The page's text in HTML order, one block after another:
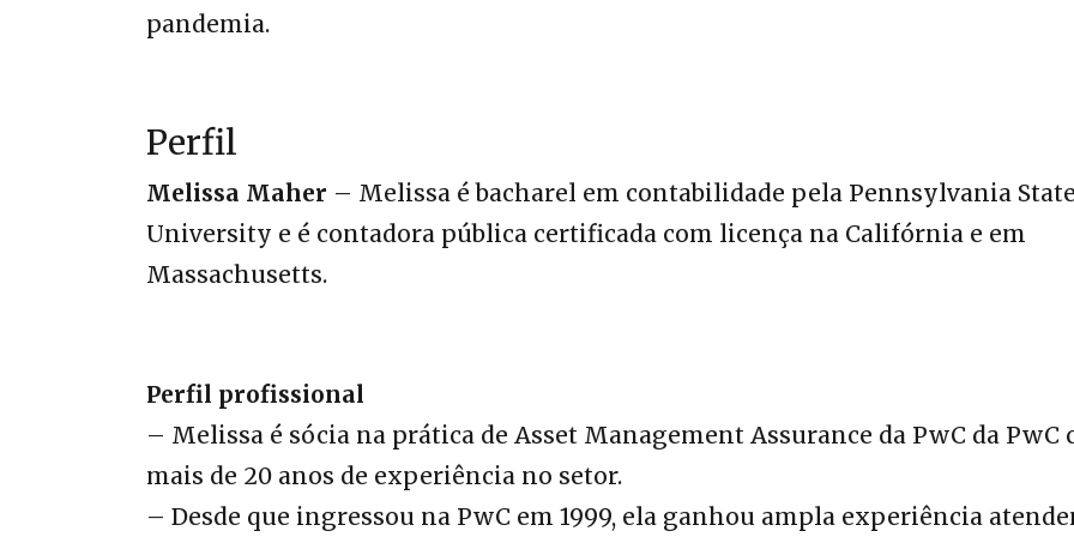
pandemia.
Perfil
Melissa Maher – Melissa é bacharel em contabilidade pela Pennsylvania State
University e é contadora pública certificada com licença na Califórnia e em
Massachusetts.
Perfil profissional
– Melissa é sócia na prática de Asset Management Assurance da PwC da PwC
mais de 20 anos de experiência no setor.
– Desde que ingressou na PwC em 1999, ela ganhou ampla experiência